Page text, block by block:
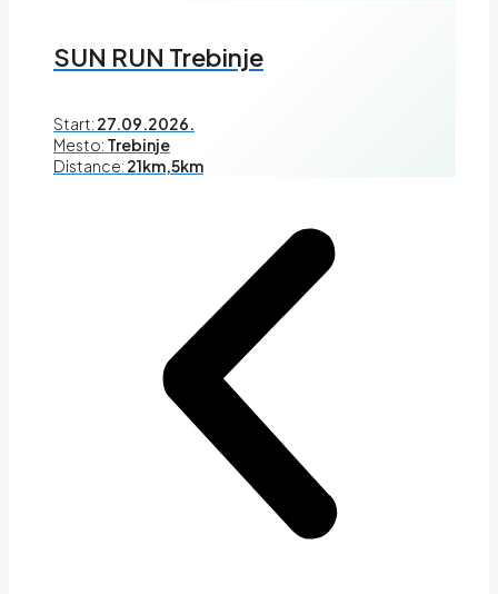
SUN RUN Trebinje
Start: 27.09.2026.
Mesto: Trebinje
Distance: 21km,5km